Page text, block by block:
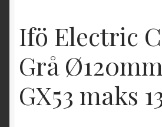
Ifö Electric
Grå
GX53 maks